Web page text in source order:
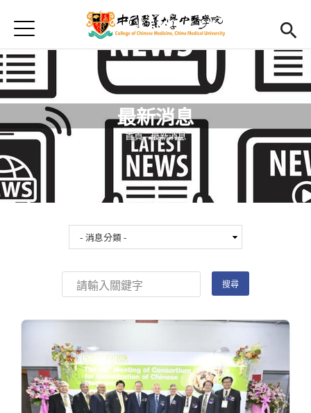
首頁
最新消息
Open submenu (學院簡介)
學院簡介
Open submenu (院長室)
院長室
國際課程
Open submenu (學院計畫)
學院計畫
Open
Jump to Navigation
Jump to Main content
最新消息
您在這裡
首頁-最新消息